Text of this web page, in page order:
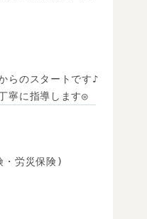
らのスタートです♪
寧に指導します◎
・労災保険)